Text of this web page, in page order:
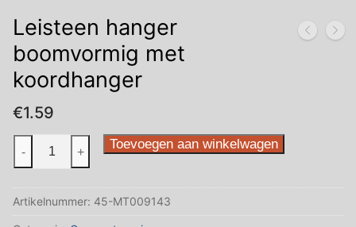
Leisteen hanger
boomvormig met
koordhanger
€1.59
Leisteen
hanger
met
koordhanger
- + Toevoegen aan winkelwagen
Artikelnummer: 45-MT009143